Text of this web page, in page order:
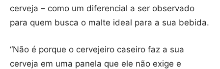
cerveja – como um diferencial a ser observado
para quem busca o malte ideal para a sua bebida.
“Não é porque o cervejeiro caseiro faz a sua
cerveja em uma panela que ele não exige e